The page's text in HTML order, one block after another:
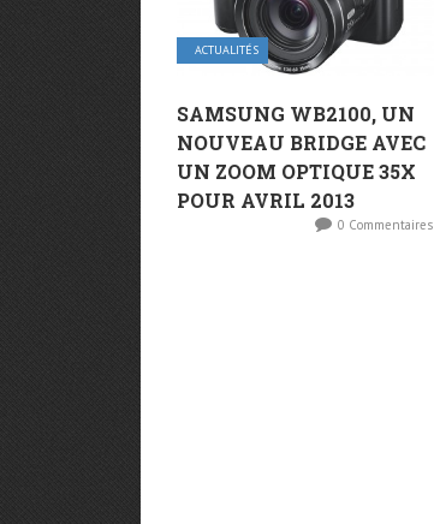
ACTUALITÉS
SAMSUNG WB2100, UN
NOUVEAU BRIDGE AVEC
UN ZOOM OPTIQUE 35X
POUR AVRIL 2013
0 Commentaires